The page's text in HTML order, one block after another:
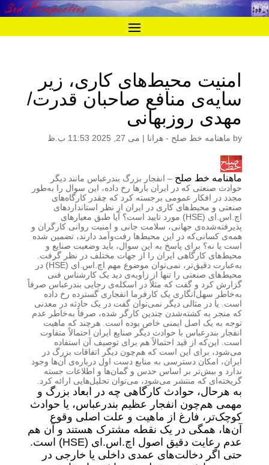
امنیت محیط‌های کاری، زیر
سایه‌ی منافع صاحبان قدرت/
مهدی روزبهانی
by ماهنامه خط صلح - هرانا | می 27, 2025 11:53 ب.ظ
ماهنامه خط صلح – انفجار بزرگ بندرعباس مانند دیگر
حوادث صنعتی که در ایران بارها رخ داده، این سوال را به‌طور
مجدد در افکار عمومی برجسته کرد که چقدر کارگاه‌های
صنعتی و محیط‌های کاری در ایران از نظر استانداردهای
اچ.اس.ای (HSE) مورد تایید است؟ آیا طبق معیارهای
پذیرفته‌شده‌ی جهانی، سلامت جانی و امنیت روانی کارگران و
همه‌ی کسانی‌که در این محیط‌ها رفت‌و‌آمد دارند، تضمین شده
است یا نه؟ برای پاسخ به این سوال، باید وضعیت صنایع و
محیط‌های کارگاهی ایران را از جهات مختلف در نظر گرفت.
به‌عبارت دقیق‌تر، نمی‌توان موضوع مهم اچ.اس.ای (HSE) در
محیط‌های صنعتی را تنها از زاویه‌ی دید یک کارشناس فنی
گزارش کرد و گفت که مثلاً در اسکله‌ی رجایی بندرعباس صرفاً
به‌خاطر سهل‌انگاری یک کارفرما انفجاری گسترده رخ داده
است. یا در مثالی دیگر نمی‌توان گفت در یک حادثه در معدنی
که منجر به کشته‌شدن چندین کارگر شده، صرفاً به‌خاطر عدم
توجه به یک اصل ایمنی خاص بوده است. هرچند که ماهیت
انفجار بندرعباس با حوادث دیگر صنایع ایران احتمالاً متفاوت
است. این‌که از قید احتمالاً هم برای توصیف آن استفاده
می‌شود، برای این است که هم‌چون دیگر اتفاقات بزرگ در
ایران، امکان دسترسی به منابع دست اول درباره‌ی آن‌ها وجود
ندارد و بیش‌تر بر اساس حدس و گمان‌ها و اطلاعات جسته
گریخته‌ای که منتشر می‌شود، می‌توان تحلیل‌هایی ارائه کرد.
به هرحال، حوادث کارگاهی چه در ابعاد بزرگ و
مهمی هم‌چون انفجار عظیم بندرعباس، یا حوادث
کوچک‌تر، فارغ از ماهیت‌ و علت اصلی وقوع
آن‌ها، همگی در یک نقطه مشترک هستند و آن هم
عدم رعایت دقیق اصول اچ.اس.ای (HSE) است.
حتی اگر دخالت‌های عمدی داخلی یا خارجی در